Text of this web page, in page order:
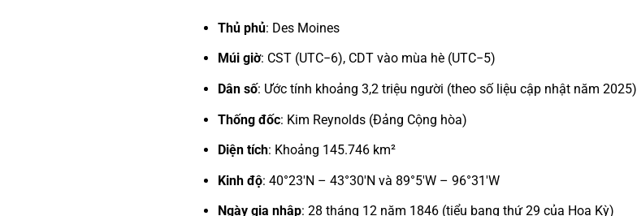
Thủ phủ: Des Moines
Múi giờ: CST (UTC−6), CDT vào mùa hè (UTC−5)
Dân số: Ước tính khoảng 3,2 triệu người (theo số liệu cập nhật năm 2025)
Thống đốc: Kim Reynolds (Đảng Cộng hòa)
Diện tích: Khoảng 145.746 km²
Kinh độ: 40°23′N – 43°30′N và 89°5′W – 96°31′W
Ngày gia nhập: 28 tháng 12 năm 1846 (tiểu bang thứ 29 của Hoa Kỳ)